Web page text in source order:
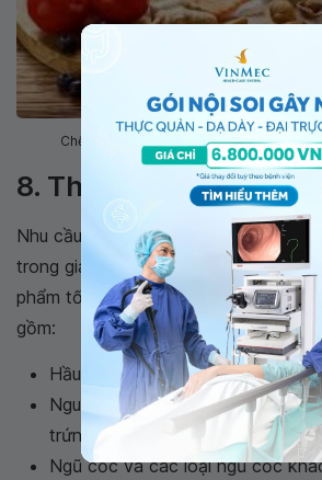
Chế độ ăn Địa Trung Hải có nhiều loại
8. Thực phẩm để ăn
Nhu cầu ăn uống của bạn có thể
trong giai đoạn bùng phát. Nói
phẩm tốt nhất cho những người bị
gồm:
Hầu hết các loại trái cây và rau
Nguồn protein nạc như cá, thịt
trứng và đậu phụ
Ngũ cốc và các loại ngũ cốc